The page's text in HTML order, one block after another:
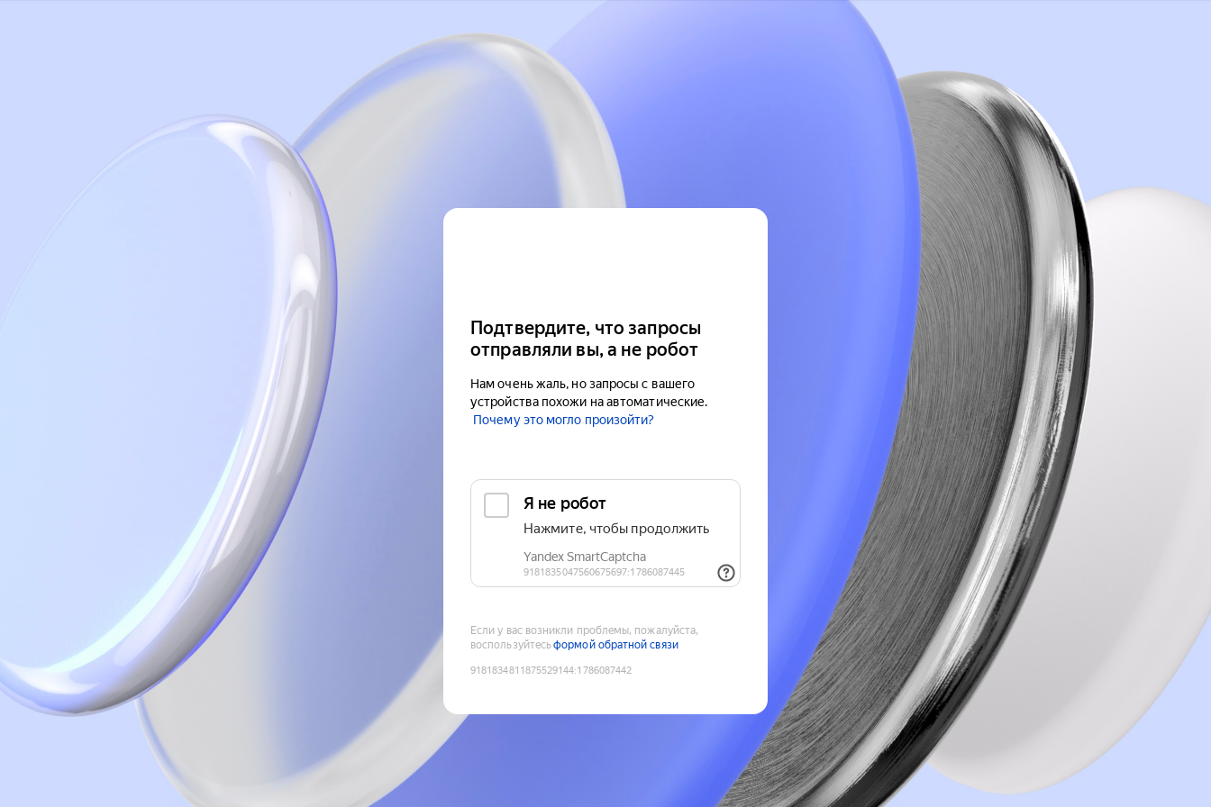
Подтвердите, что запросы
отправляли вы, а не робот
Нам очень жаль, но запросы с вашего
устройства похожи на автоматические.
Почему это могло произойти?
Если у вас возникли проблемы, пожалуйста,
воспользуйтесьформой обратной связи
9181834811875529144:1786087442